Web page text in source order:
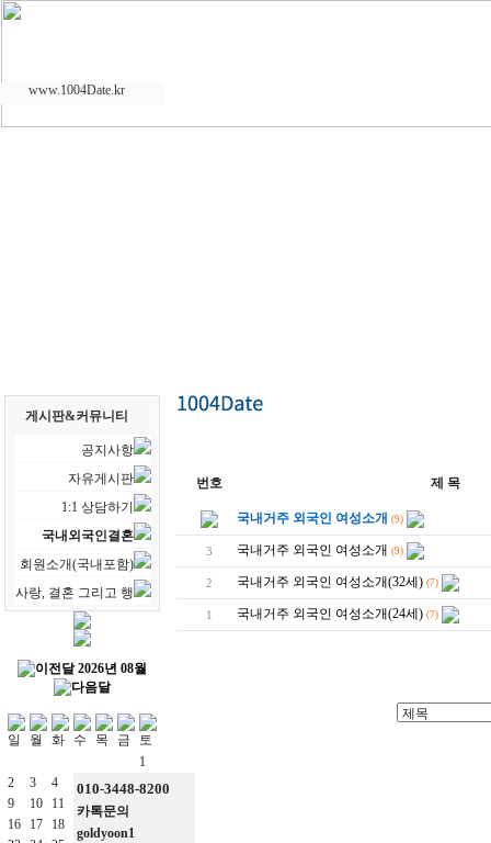
www.1004Date.kr
게시판&커뮤니티
공지사항
자유게시판
1:1 상담하기
국내외국인결혼
회원소개(국내포함)
사랑, 결혼 그리고 행
010-3448-8200
카톡문의
goldyoon1
2026년 08월
1
2
3 4 5 6 7
8
9
10 11 12 13 14
16
17 18 20
번호 제 목
국내거주 외국인 여성소개 (9)
3 국내거주 외국인 여성소개 (9)
2 국내거주 외국인 여성소개(32세) (7)
1 국내거주 외국인 여성소개(24세) (7)